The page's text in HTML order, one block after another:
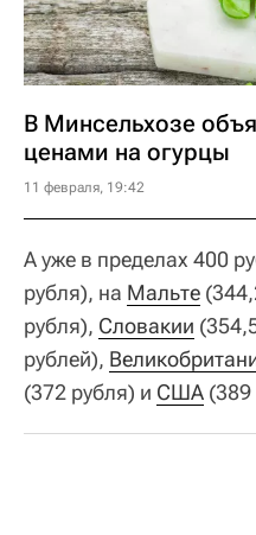
В Минсельхозе
ценами на огурцы
11 февраля, 19:42
А уже в пределах 400
рубля), на Мальте
рубля), Словакии
рублей),
(372 рубля) и США (389